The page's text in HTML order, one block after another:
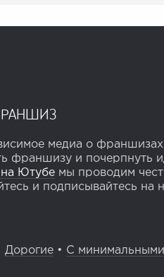
медиа о
франшизу и почерпнуть
Ютубе мы проводим
и подписывайтесь на
Дорогие • С